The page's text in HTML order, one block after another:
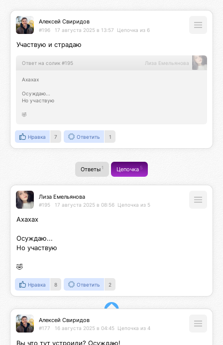
Алексей Свиридов
#196 17 августа 2025 в 13:57 Цепочка из 6
Участвую и страдаю
Ответ на солик #195 Лиза Емельянова
Ахахах
Осуждаю...
Но участвую
🤣
Нравка 7 Ответить 1
Ответы 1 Цепочка5
Лиза Емельянова
#195 17 августа 2025 в 08:56 Цепочка из 5
Ахахах
Осуждаю...
Но участвую
🤣
Нравка 8 Ответить 2
Алексей Свиридов
#177 16 августа 2025 в 04:45 Цепочка из 4
Вы что тут устроили? Осуждаю!